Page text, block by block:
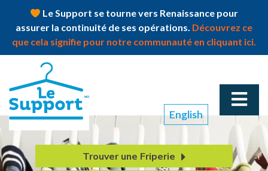
Le Support se tourne vers Renaissance pour
assurer la continuité de ses opérations. Découvrez ce
que cela signifie pour notre communauté en cliquant ici.
English
Trouver une Friperie